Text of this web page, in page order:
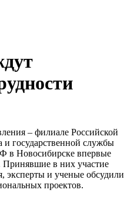
– филиале Российской
и государственной службы
в Новосибирске впервые
Принявшие в них участие
эксперты и ученые обсудили
проектов.